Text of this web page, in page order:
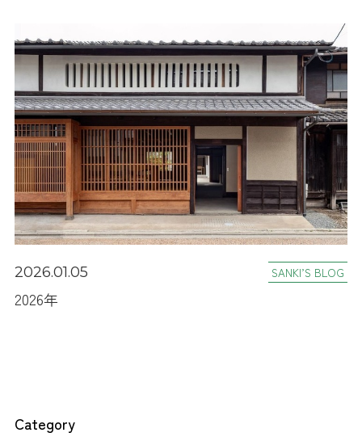
2026.01.05 SANKI’S BLOG
2026年
Category